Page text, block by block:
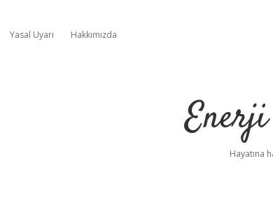
Yasal Uyarı Hakkımızda
Hayatına